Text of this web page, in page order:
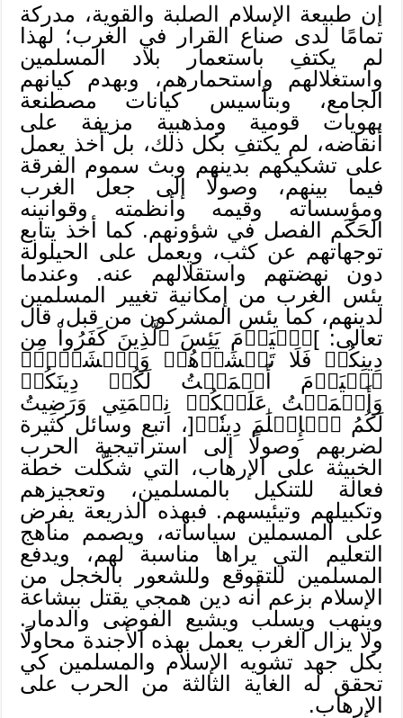
إن طبيعة الإسلام الصلبة والقوية، مدركة
تمامًا لدى صناع القرار في الغرب؛ لهذا
لم يكتفِ باستعمار بلاد المسلمين
واستغلالهم واستحمارهم، وبهدم كيانهم
الجامع، وبتأسيس كيانات مصطنعة
بهويات قومية ومذهبية مزيفة على
أنقاضه، لم يكتفِ بكل ذلك، بل أخذ يعمل
على تشكيكهم بدينهم وبث سموم الفرقة
فيما بينهم، وصولًا إلى جعل الغرب
ومؤسساته وقيمه وأنظمته وقوانينه
الحَكَم الفصل في شؤونهم. كما أخذ يتابع
توجهاتهم عن كثب، ويعمل على الحيلولة
دون نهضتهم واستقلالهم عنه. وعندما
يئس الغرب من إمكانية تغيير المسلمين
لدينهم، كما يئس المشركون من قبل، قال
تعالى: ]ٱلۡيَوۡمَ يَئِسَ ٱلَّذِينَ كَفَرُواْ مِن
دِينِكُمۡ فَلَا تَخۡشَوۡهُمۡ وَٱخۡشَوۡنِۚ
ٱلۡيَوۡمَ أَكۡمَلۡتُ لَكُمۡ دِينَكُمۡ
وَأَتۡمَمۡتُ عَلَيۡكُمۡ نِعۡمَتِي وَرَضِيتُ
لَكُمُ ٱلۡإِسۡلَٰمَ دِينٗاۚ[، اتبع وسائل كثيرة
لضربهم وصولًا إلى استراتيجية الحرب
الخبيثة على الإرهاب، التي شكَّلت خطة
فعالة للتنكيل بالمسلمين، وتعجيزهم
وتكبيلهم وتيئيسهم. فبهذه الذريعة يفرض
على المسملين سياساته، ويصمم مناهج
التعليم التي يراها مناسبة لهم، ويدفع
المسلمين للتقوقع وللشعور بالخجل من
الإسلام بزعم أنه دين همجي يقتل ببشاعة
وينهب ويسلب ويشيع الفوضى والدمار.
ولا يزال الغرب يعمل بهذه الأجندة محاولًا
بكل جهد تشويه الإسلام والمسلمين كي
تحقق له الغاية الثالثة من الحرب على
الإرهاب.